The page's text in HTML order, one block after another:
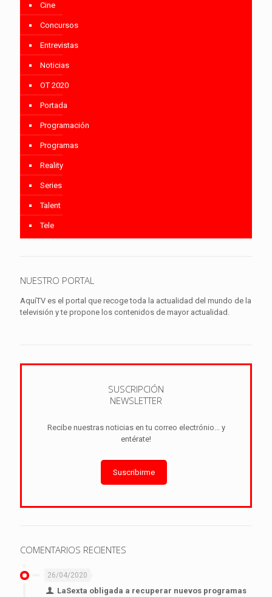
Cine
Concursos
Entrevistas
Noticias
OT 2020
Portada
Programación
Programas
Reality
Series
Talent
Tele
NUESTRO PORTAL
AquíTV es el portal que recoge toda la actualidad del mundo de la
televisión y te propone los contenidos de mayor actualidad.
SUSCRIPCIÓN
NEWSLETTER
Recibe nuestras noticias en tu correo electrónio... y
entérate!
Suscribirme
COMENTARIOS RECIENTES
26/04/2020
LaSexta obligada a recuperar nuevos programas